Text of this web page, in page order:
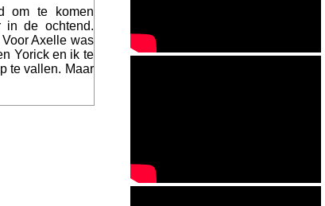
om te komen
in de ochtend.
Axelle was
Yorick en ik te
te vallen. Maar